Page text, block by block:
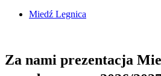
Miedź Legnica
Za nami prezentacja